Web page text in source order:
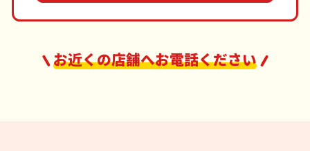
お近くの店舗へお電話ください